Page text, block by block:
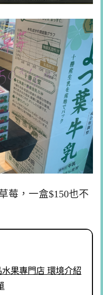
莓，一盒$150也不
果專門店 環境介紹